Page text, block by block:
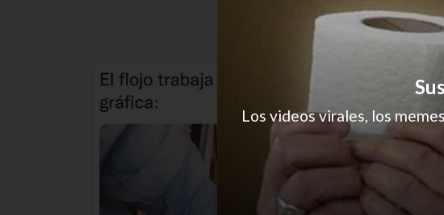
Así
Los videos virales, los